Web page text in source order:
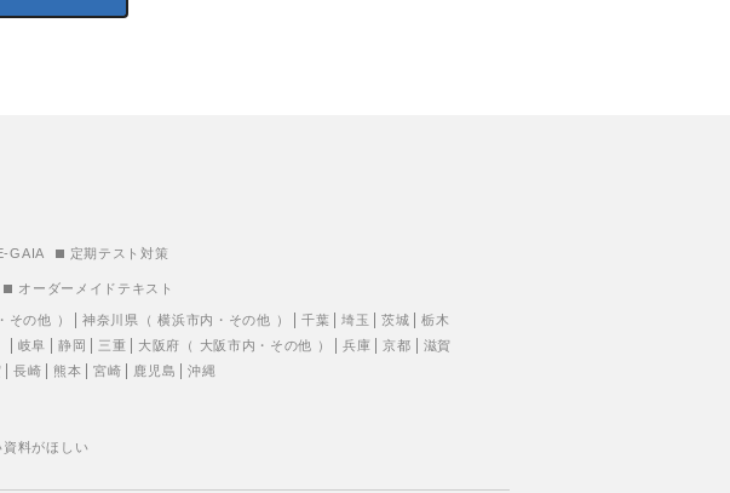
GAIA 定期テスト対策
オーダーメイドテキスト
・ その他 ） 神奈川県 （横浜市内 ・ その他 ） 千葉 埼玉 茨城
栃木
岐阜 静岡 三重 大阪府 （ 大阪市内 ・ その他 ） 兵庫 京都
滋賀
長崎 熊本 宮崎 鹿児島 沖縄
資料がほしい